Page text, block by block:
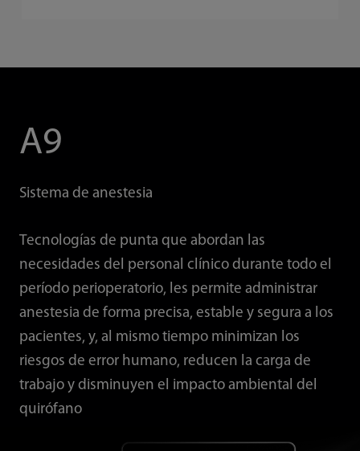
A9
Sistema de anestesia
Tecnologías de punta que abordan las
necesidades del personal clínico durante todo el
período perioperatorio, les permite administrar
anestesia de forma precisa, estable y segura a los
pacientes, y, al mismo tiempo minimizan los
riesgos de error humano, reducen la carga de
trabajo y disminuyen el impacto ambiental del
quirófano